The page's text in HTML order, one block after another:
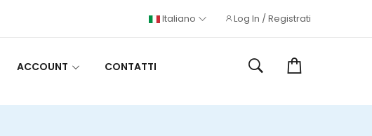
Italiano Log In / Registrati
ACCOUNT CONTATTI